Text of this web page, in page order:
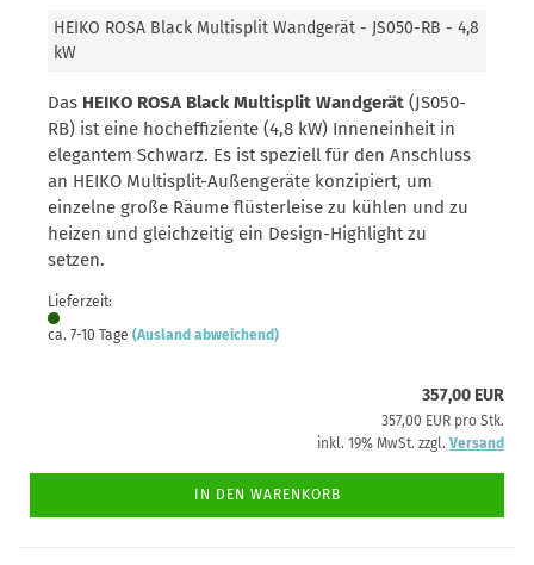
HEIKO ROSA Black Multisplit Wandgerät - JS050-RB - 4,8
kW
Das HEIKO ROSA Black Multisplit Wandgerät (JS050-
RB) ist eine hocheffiziente (4,8 kW) Inneneinheit in
elegantem Schwarz. Es ist speziell für den Anschluss
an HEIKO Multisplit-Außengeräte konzipiert, um
einzelne große Räume flüsterleise zu kühlen und zu
heizen und gleichzeitig ein Design-Highlight zu
setzen.
Lieferzeit:
ca. 7-10 Tage (Ausland abweichend)
357,00 EUR
357,00 EUR pro Stk.
inkl. 19% MwSt. zzgl. Versand
IN DEN WARENKORB